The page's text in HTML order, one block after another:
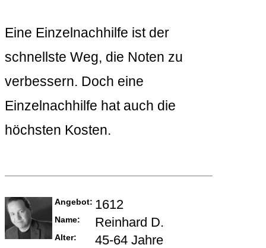
Eine Einzelnachhilfe ist der
schnellste Weg, die Noten zu
verbessern. Doch eine
Einzelnachhilfe hat auch die
höchsten Kosten.
Angebot: 1612
Name: Reinhard D.
Alter: 45-64 Jahre